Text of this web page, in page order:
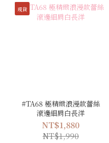
現貨
#TA68 極精緻浪漫款蕾絲
滾邊細肩白長洋
NT$1,880
NT$1,990